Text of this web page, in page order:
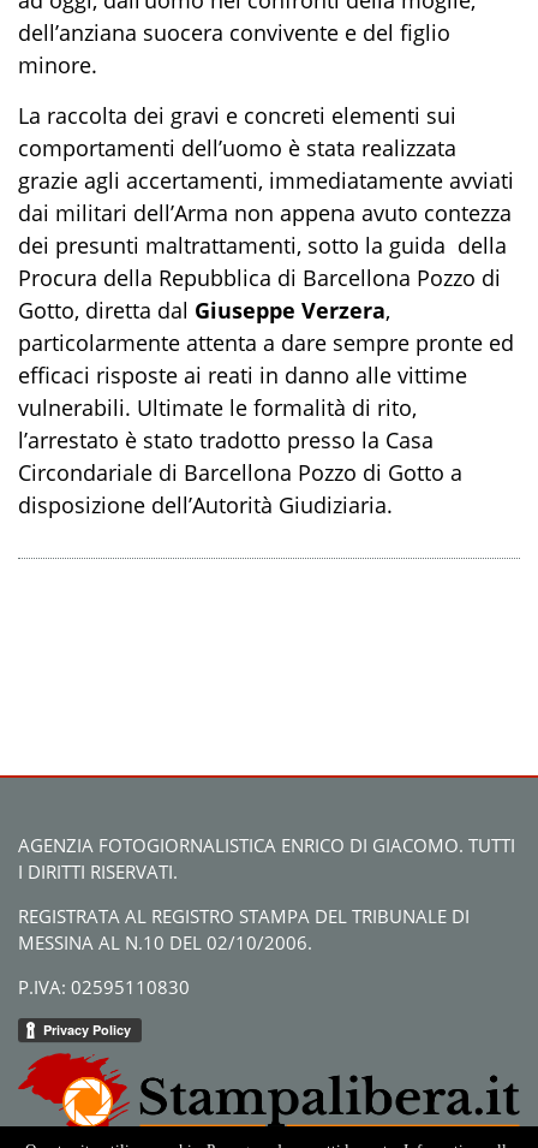
dell’anziana suocera convivente e del figlio
minore.
La raccolta dei gravi e concreti elementi sui
comportamenti dell’uomo è stata realizzata
grazie agli accertamenti, immediatamente avviati
dai militari dell’Arma non appena avuto contezza
dei presunti maltrattamenti, sotto la guida della
Procura della Repubblica di Barcellona Pozzo di
Gotto, diretta dal Giuseppe Verzera,
particolarmente attenta a dare sempre pronte ed
efficaci risposte ai reati in danno alle vittime
vulnerabili. Ultimate le formalità di rito,
l’arrestato è stato tradotto presso la Casa
Circondariale di Barcellona Pozzo di Gotto a
disposizione dell’Autorità Giudiziaria.
AGENZIA FOTOGIORNALISTICA ENRICO DI GIACOMO. TUTTI
I DIRITTI RISERVATI.
REGISTRATA AL REGISTRO STAMPA DEL TRIBUNALE DI
MESSINA AL N.10 DEL 02/10/2006.
P.IVA: 02595110830